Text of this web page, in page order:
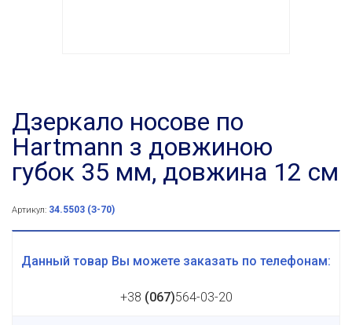
Дзеркало носове по
Hartmann з довжиною
губок 35 мм, довжина 12 см
Артикул: 34.5503 (З-70)
Данный товар Вы можете заказать по телефонам:
+38 (067)564-03-20